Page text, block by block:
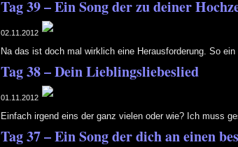
Tag 39 – Ein Song der zu deiner
02.11.2012
Na das ist doch mal wirklich eine Herausforderung. So
Tag 38 – Dein Lieblingsliebeslied
01.11.2012
Einfach irgend eins der ganz vielen oder wie? Ich muss
Tag 37 – Ein Song der dich an einen